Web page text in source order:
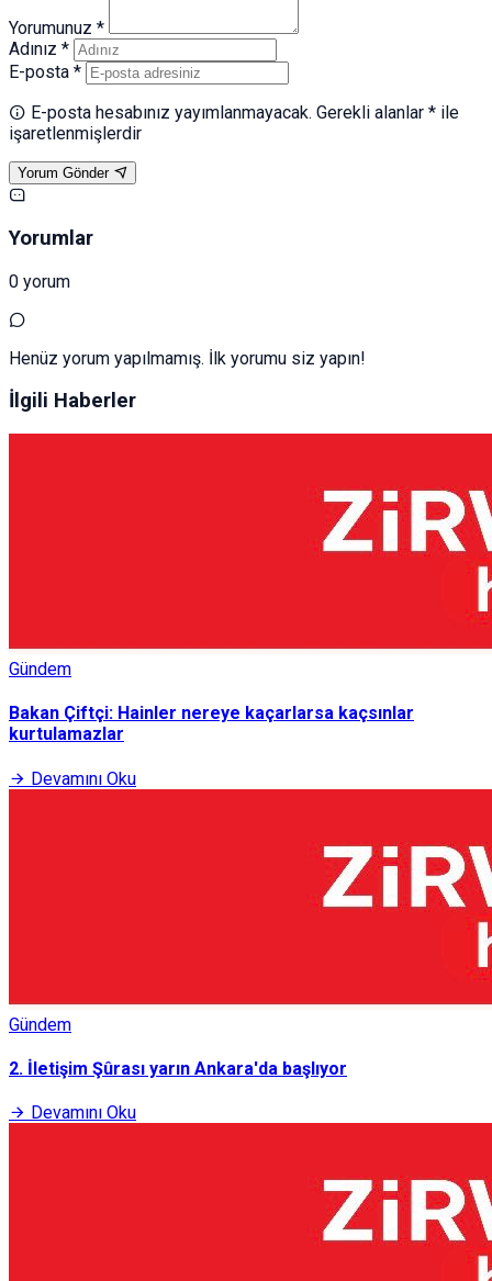
Yorumunuz *
Adınız *
E-posta *
E-posta hesabınız yayımlanmayacak. Gerekli alanlar * ile
işaretlenmişlerdir
Yorum Gönder
Yorumlar
0 yorum
Henüz yorum yapılmamış. İlk yorumu siz yapın!
İlgili Haberler
Gündem
Bakan Çiftçi: Hainler nereye kaçarlarsa kaçsınlar
kurtulamazlar
Devamını Oku
Gündem
2. İletişim Şûrası yarın Ankara'da başlıyor
Devamını Oku